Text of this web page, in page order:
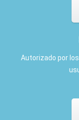
Autorizado por